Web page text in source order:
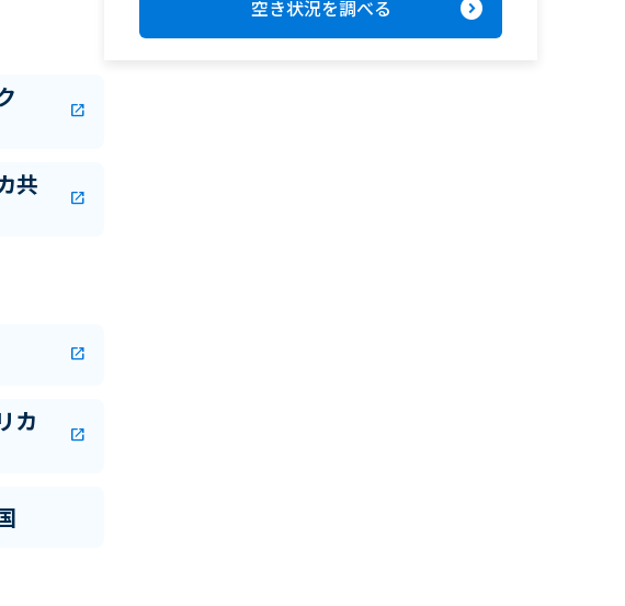
open_in_new
共
open_in_new
open_in_new
カ
open_in_new
空き状況を調べる expand_circle_right